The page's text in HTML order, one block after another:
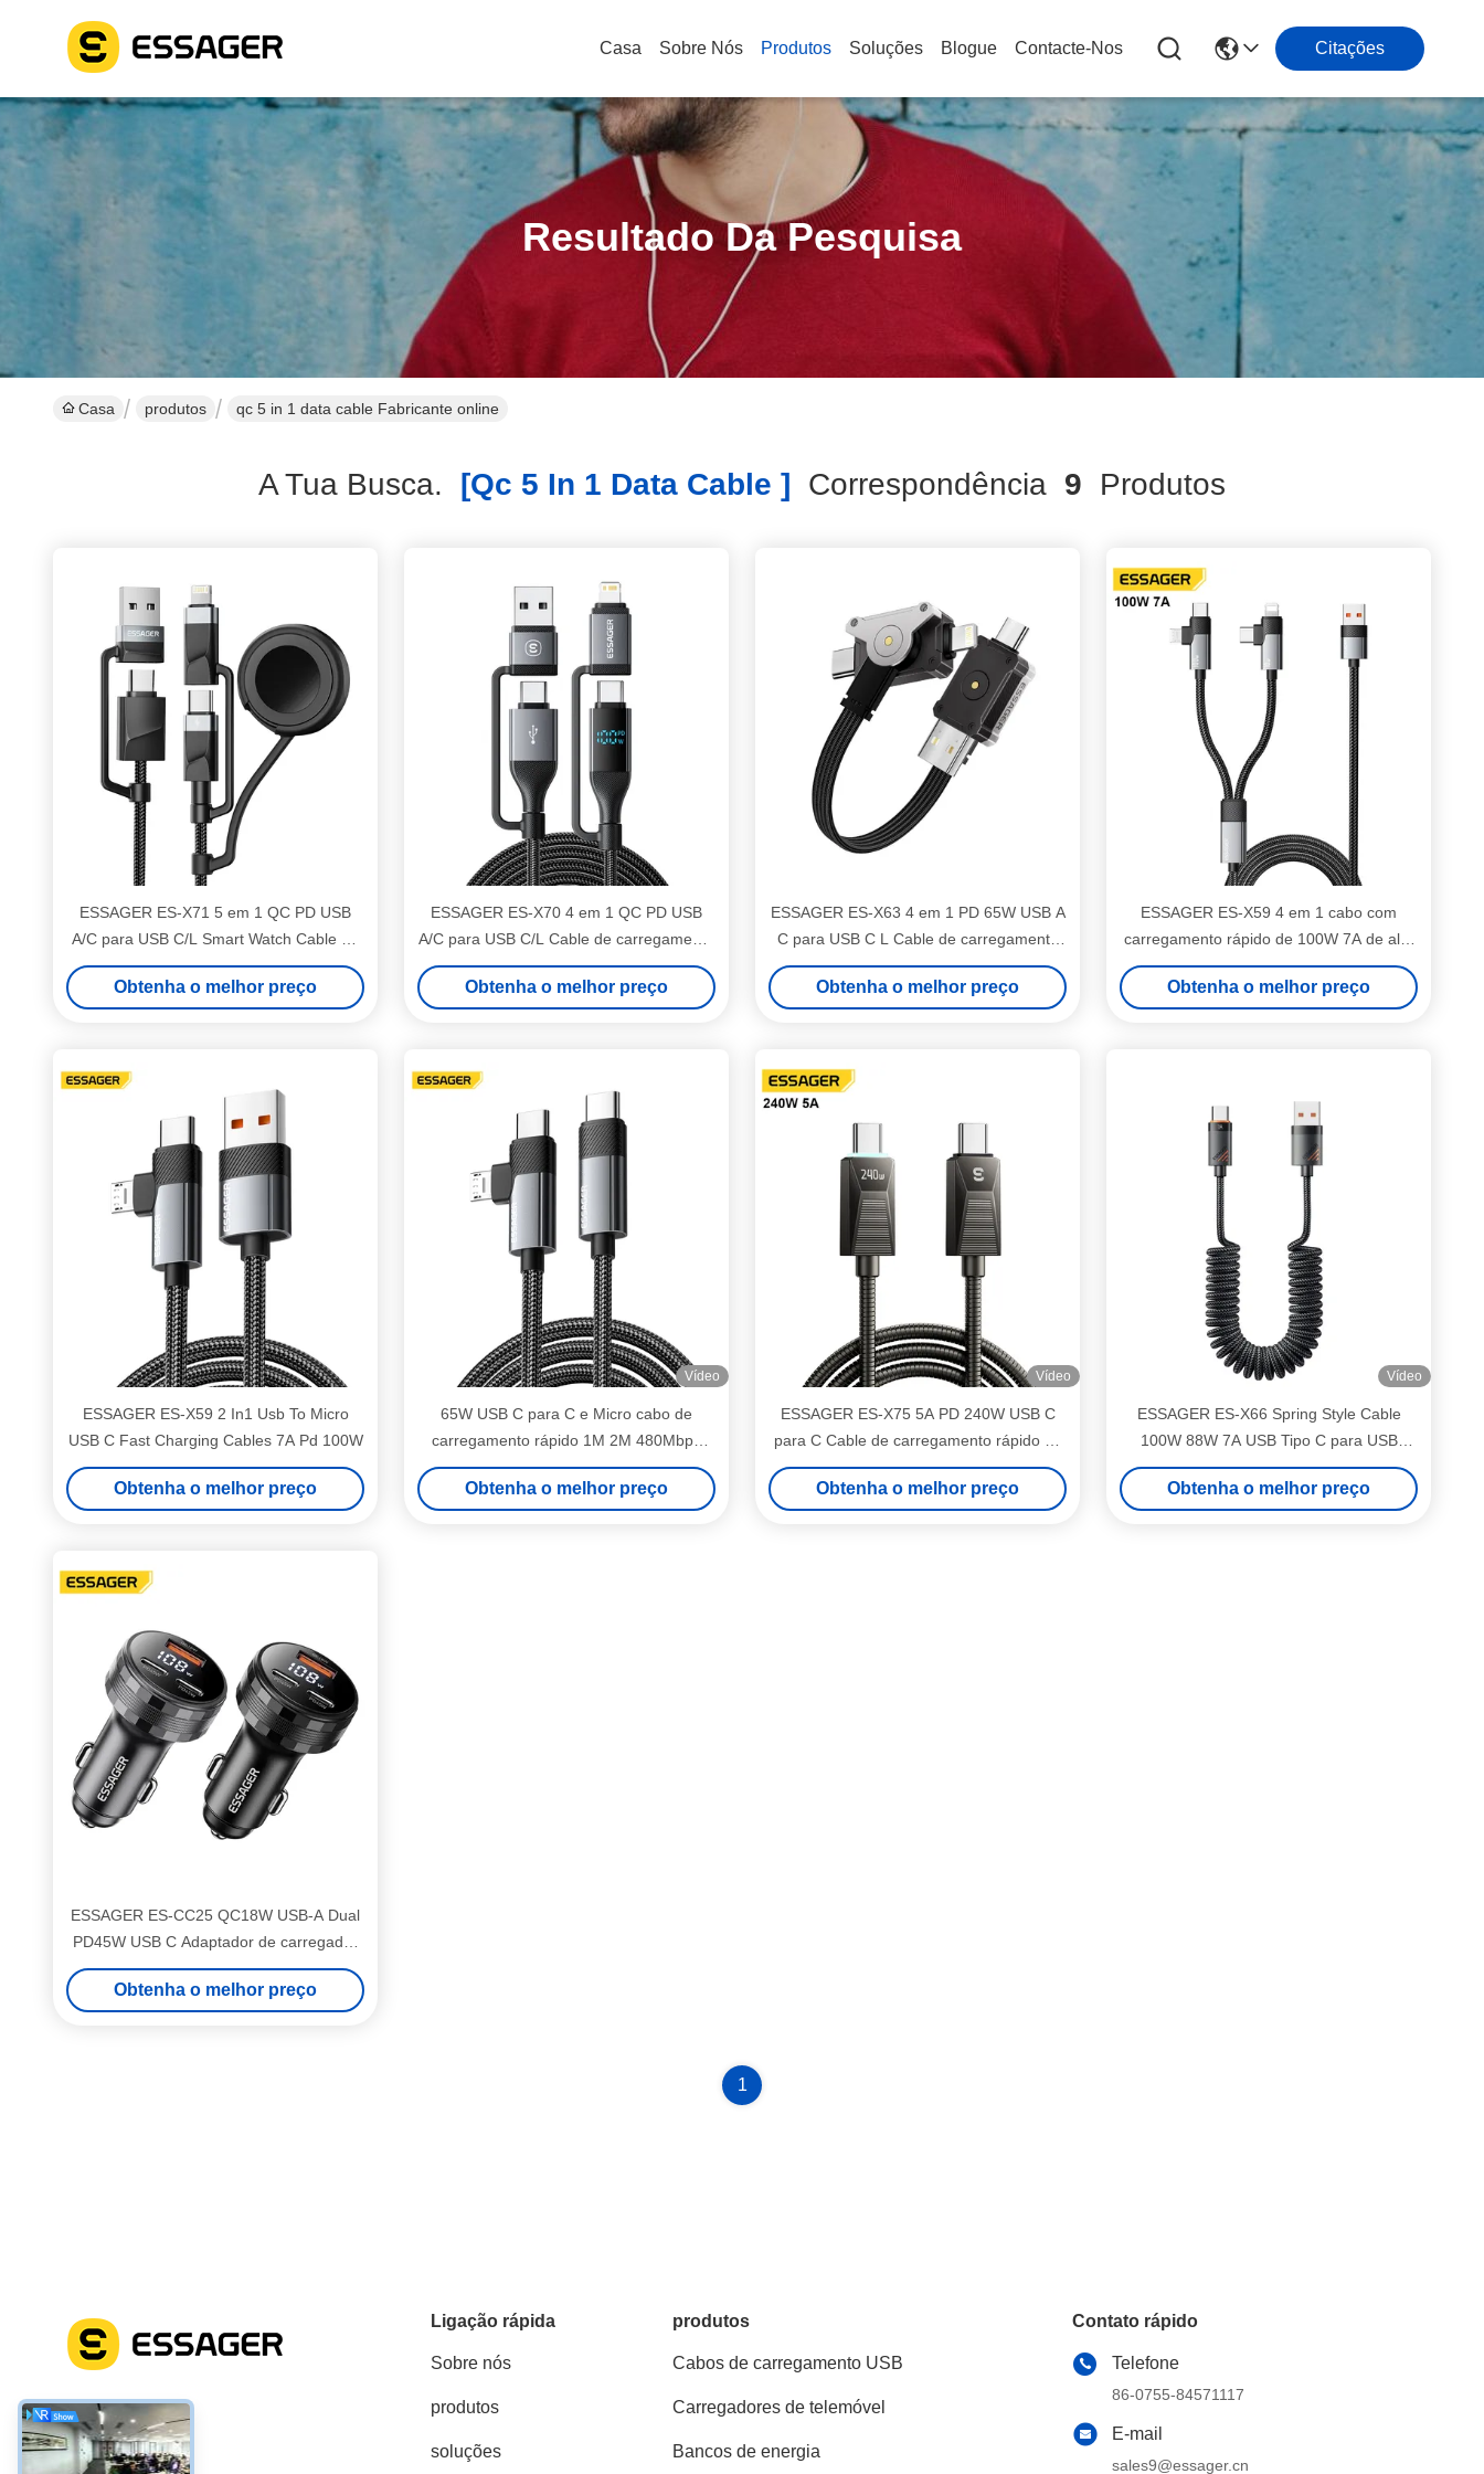
Casa Sobre Nós Produtos Soluções Blogue Contacte-Nos Citações
Resultado Da Pesquisa
Casa produtos qc 5 in 1 data cable Fabricante online
A Tua Busca. [qc 5 In 1 Data Cable ] Correspondência 9 Produtos
ESSAGER ES-X71 5 em 1 QC PD USB
A/C para USB C/L Smart Watch Cable de
carregamento de dados
Obtenha o melhor preço
ESSAGER ES-X70 4 em 1 QC PD USB
A/C para USB C/L Cable de carregamento
de dados
Obtenha o melhor preço
ESSAGER ES-X63 4 em 1 PD 65W USB A
C para USB C L Cable de carregamento
de dados
Obtenha o melhor preço
ESSAGER ES-X59 4 em 1 cabo com
carregamento rápido de 100W 7A de alta
corrente e USB 2.0 Transferência de
dados de 480Mbps para vários
Obtenha o melhor preço
ESSAGER ES-X59 2 In1 Usb To Micro
USB C Fast Charging Cables 7A Pd 100W
Obtenha o melhor preço
Vídeo
65W USB C para C e Micro cabo de
carregamento rápido 1M 2M 480Mbps
Transferência de dados
Obtenha o melhor preço
Vídeo
ESSAGER ES-X75 5A PD 240W USB C
para C Cable de carregamento rápido de
dados para laptop tablet telefone
Obtenha o melhor preço
Vídeo
ESSAGER ES-X66 Spring Style Cable
100W 88W 7A USB Tipo C para USB
Cable
Obtenha o melhor preço
ESSAGER ES-CC25 QC18W USB-A Dual
PD45W USB C Adaptador de carregador
de telefone de carro com ecrã digital
Obtenha o melhor preço
1
Redes Sociais
Ligação rápida
Sobre nós
produtos
soluções
produtos
Cabos de carregamento USB
Carregadores de telemóvel
Bancos de energia
Contato rápido
Telefone
86-0755-84571117
E-mail
sales9@essager.cn